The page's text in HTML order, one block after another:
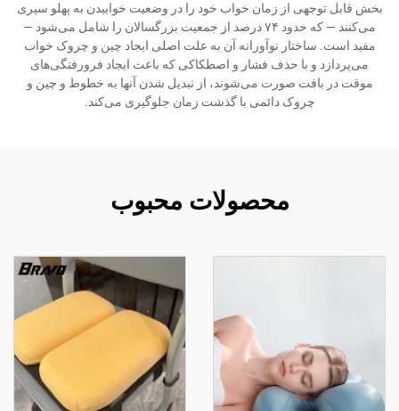
بخش قابل توجهی از زمان خواب خود را در وضعیت خوابیدن به پهلو سپری
می‌کنند — که حدود ۷۴ درصد از جمعیت بزرگسالان را شامل می‌شود —
مفید است. ساختار نوآورانه آن به علت اصلی ایجاد چین و چروک خواب
می‌پردازد و با حذف فشار و اصطکاکی که باعث ایجاد فرورفتگی‌های
موقت در بافت صورت می‌شوند، از تبدیل شدن آنها به خطوط و چین و
چروک دائمی با گذشت زمان جلوگیری می‌کند.
محصولات محبوب